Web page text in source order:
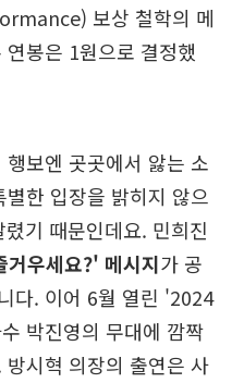
보상 철학의 메
봉은 1원으로 결정했
보엔 곳곳에서 앓는 소
한 입장을 밝히지 않으
기 때문인데요. 민희진
거우세요?' 메시지가 공
다. 이어 6월 열린 '2024
박진영의 무대에 깜짝
시혁 의장의 출연은 사